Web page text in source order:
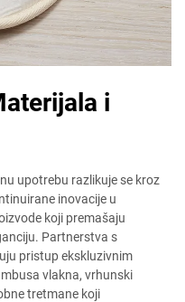
i
upotrebu razlikuje se kroz
inovacije u
koji premašaju
Partnerstva s
pristup ekskluzivnim
vlakna, vrhunski
tretmane koji